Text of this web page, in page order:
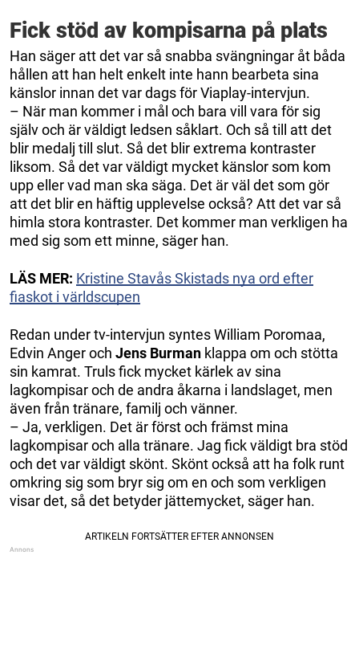
Fick stöd av kompisarna på plats
Han säger att det var så snabba svängningar åt båda
hållen att han helt enkelt inte hann bearbeta sina
känslor innan det var dags för Viaplay-intervjun.
– När man kommer i mål och bara vill vara för sig
själv och är väldigt ledsen såklart. Och så till att det
blir medalj till slut. Så det blir extrema kontraster
liksom. Så det var väldigt mycket känslor som kom
upp eller vad man ska säga. Det är väl det som gör
att det blir en häftig upplevelse också? Att det var så
himla stora kontraster. Det kommer man verkligen ha
med sig som ett minne, säger han.
LÄS MER: Kristine Stavås Skistads nya ord efter
fiaskot i världscupen
Redan under tv-intervjun syntes William Poromaa,
Edvin Anger och Jens Burman klappa om och stötta
sin kamrat. Truls fick mycket kärlek av sina
lagkompisar och de andra åkarna i landslaget, men
även från tränare, familj och vänner.
– Ja, verkligen. Det är först och främst mina
lagkompisar och alla tränare. Jag fick väldigt bra stöd
och det var väldigt skönt. Skönt också att ha folk runt
omkring sig som bryr sig om en och som verkligen
visar det, så det betyder jättemycket, säger han.